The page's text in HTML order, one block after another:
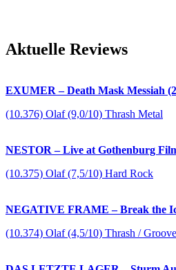
Aktuelle Reviews
EXUMER – Death Mask Messiah
(10.376) Olaf (9,0/10) Thrash Metal
NESTOR – Live at Gothenburg
(10.375) Olaf (7,5/10) Hard Rock
NEGATIVE FRAME – Break the
(10.374) Olaf (4,5/10) Thrash /